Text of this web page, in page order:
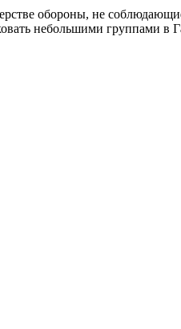
обороны, не
небольшими группами в